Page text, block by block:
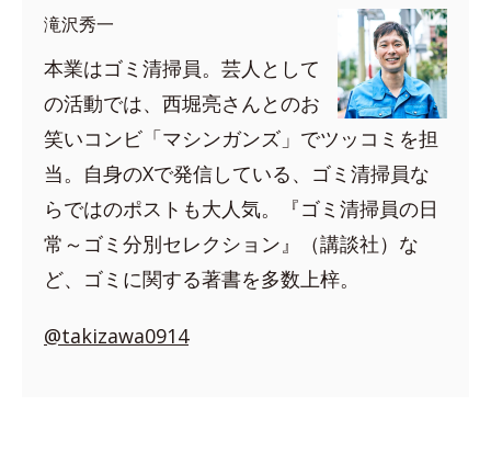
滝沢秀一
本業はゴミ清掃員。芸人として
の活動では、西堀亮さんとのお
笑いコンビ「マシンガンズ」でツッコミを担
当。自身のXで発信している、ゴミ清掃員な
らではのポストも大人気。『ゴミ清掃員の日
常～ゴミ分別セレクション』（講談社）な
ど、ゴミに関する著書を多数上梓。
@takizawa0914